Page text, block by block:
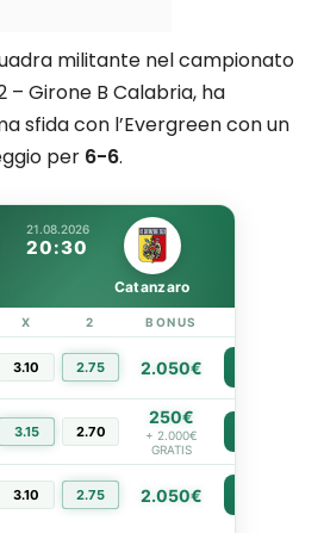
militante nel campionato
– Girone B Calabria, ha
sfida con l’Evergreen con un
per 6-6.
21.08.2026
20:30
Catanzaro
X 2 BONUS
3.10 2.75 2.050€
3.15 2.70
250€
+ 2.000€
GRATIS
3.10 2.75 2.050€